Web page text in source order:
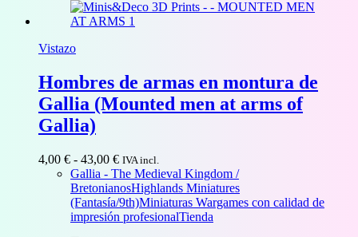
43,00 €
Vistazo
Hombres de armas en montura de
Gallia (Mounted men at arms of
Gallia)
4,00 € - 43,00 €Rango
de
precios:
desde
4,00 €
IVA incl.
Gallia - The Medieval Kingdom /
BretonianosHighlands Miniatures
(Fantasía/9th)Miniaturas Wargames con calidad de
impresión profesionalTienda